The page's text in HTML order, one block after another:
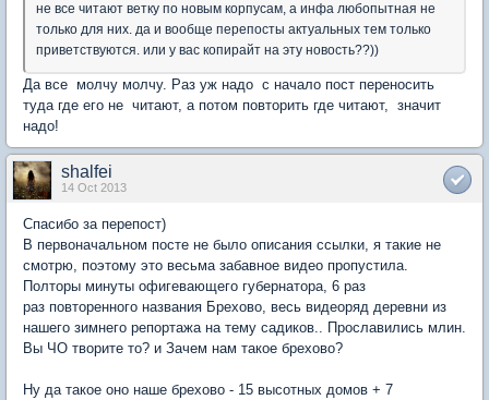
не все читают ветку по новым корпусам, а инфа любопытная не
только для них. да и вообще перепосты актуальных тем только
приветствуются. или у вас копирайт на эту новость??))
Да все молчу молчу. Раз уж надо с начало пост переносить
туда где его не читают, а потом повторить где читают, значит
надо!
shalfei
14 Oct 2013
Спасибо за перепост)
В первоначальном посте не было описания ссылки, я такие не
смотрю, поэтому это весьма забавное видео пропустила.
Полторы минуты офигевающего губернатора, 6 раз
раз повторенного названия Брехово, весь видеоряд деревни из
нашего зимнего репортажа на тему садиков.. Прославились млин.
Вы ЧО творите то? и Зачем нам такое брехово?
Ну да такое оно наше брехово - 15 высотных домов + 7